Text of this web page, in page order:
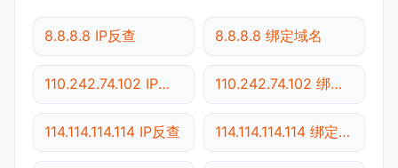
8.8.8.8 IP反查 8.8.8.8 绑定域名
110.242.74.102 IP反查 110.242.74.102 绑定域名
114.114.114.114 IP反查 114.114.114.114 绑定域名